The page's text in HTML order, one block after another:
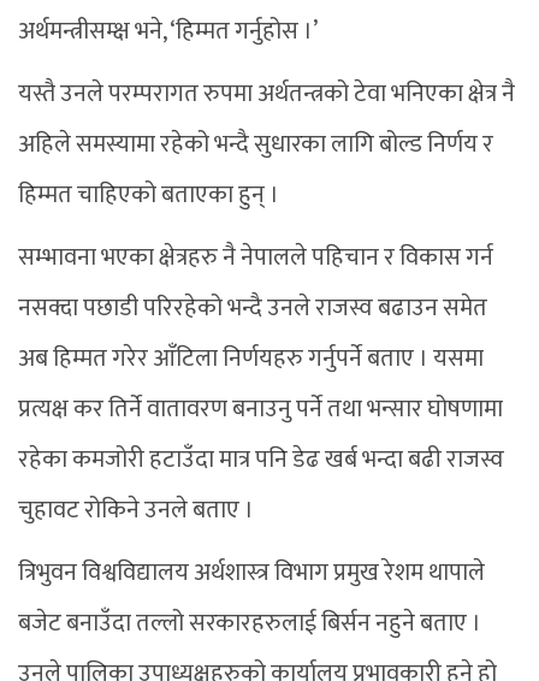
अर्थमन्त्रीसम्क्ष भने, ‘हिम्मत गर्नुहोस ।’
यस्तै उनले परम्परागत रुपमा अर्थतन्त्रको टेवा भनिएका क्षेत्र नै
अहिले समस्यामा रहेको भन्दै सुधारका लागि बोल्ड निर्णय र
हिम्मत चाहिएको बताएका हुन् ।
सम्भावना भएका क्षेत्रहरु नै नेपालले पहिचान र विकास गर्न
नसक्दा पछाडी परिरहेको भन्दै उनले राजस्व बढाउन समेत
अब हिम्मत गरेर आँटिला निर्णयहरु गर्नुपर्ने बताए । यसमा
प्रत्यक्ष कर तिर्ने वातावरण बनाउनु पर्ने तथा भन्सार घोषणामा
रहेका कमजोरी हटाउँदा मात्र पनि डेढ खर्ब भन्दा बढी राजस्व
चुहावट रोकिने उनले बताए ।
त्रिभुवन विश्वविद्यालय अर्थशास्त्र विभाग प्रमुख रेशम थापाले
बजेट बनाउँदा तल्लो सरकारहरुलाई बिर्सन नहुने बताए ।